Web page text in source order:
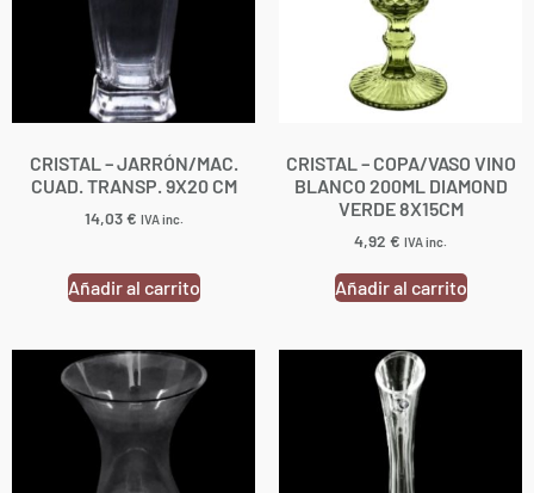
CRISTAL – JARRÓN/MAC.
CUAD. TRANSP. 9X20 CM
14,03€ IVA inc.
Añadir al carrito
CRISTAL – COPA/VASO VINO
BLANCO 200ML DIAMOND
VERDE 8X15CM
4,92 € IVA inc.
Añadir al carrito